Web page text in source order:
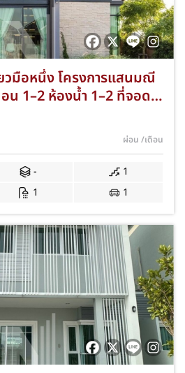
วมือหนึ่ง โครงการแสนมณี
น 1–2 ห้องน้ำ 1–2 ที่จอด
6 หลังวัดศรี ตำบลหน้า
258
ผ่อน /เดือน
-
1
1 1